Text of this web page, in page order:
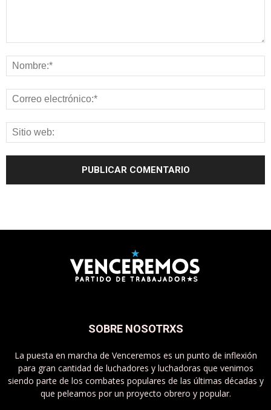
SOBRE NOSOTRXS
La puesta en marcha de Venceremos es un punto de inflexión
para gran cantidad de luchadores y luchadoras que venimos
siendo parte de los combates populares de las últimas décadas y
que peleamos por un proyecto obrero y popular.